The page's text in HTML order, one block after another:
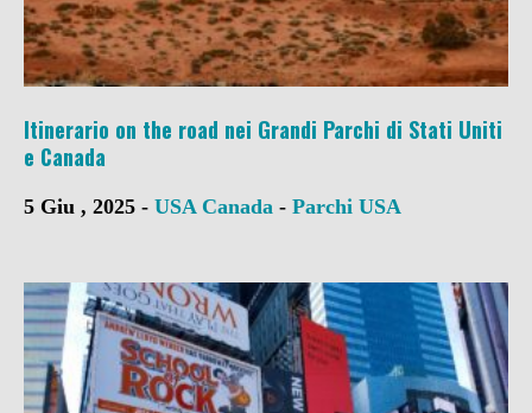
Itinerario on the road nei Grandi Parchi di Stati Uniti
e Canada
5 Giu , 2025 - USA Canada - Parchi USA